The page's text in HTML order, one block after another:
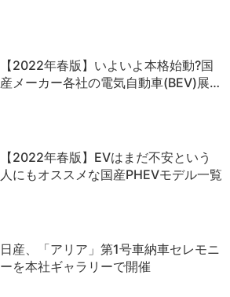
【2022年春版】いよいよ本格始動?国
産メーカー各社の電気自動車(BEV)展…
【2022年春版】EVはまだ不安という
人にもオススメな国産PHEVモデル一覧
日産、「アリア」第1号車納車セレモニ
ーを本社ギャラリーで開催